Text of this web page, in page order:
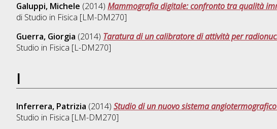
Galuppi, Michele (2014) Mammografia digitale: confronto tra qualità
di Studio in Fisica [LM-DM270]
Guerra, Giorgia (2014) Taratura di un calibratore di attività per
Studio in Fisica [L-DM270]
I
Inferrera, Patrizia (2014) Studio di un nuovo sistema
Studio in Fisica [LM-DM270]